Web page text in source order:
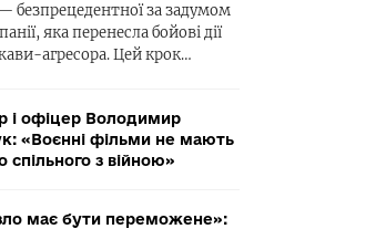
— безпрецедентної за задумом
яка перенесла бойові дії
агресора. Цей крок…
і офіцер Володимир
«Воєнні фільми не мають
спільного з війною»
має бути переможене»: